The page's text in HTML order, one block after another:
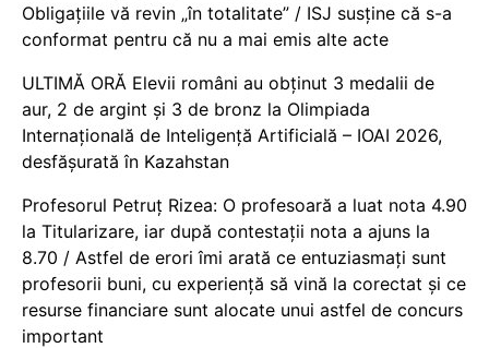
Obligațiile vă revin „în totalitate” / ISJ susține că s-a
conformat pentru că nu a mai emis alte acte
ULTIMĂ ORĂ Elevii români au obținut 3 medalii de
aur, 2 de argint și 3 de bronz la Olimpiada
Internațională de Inteligență Artificială – IOAI 2026,
desfășurată în Kazahstan
Profesorul Petruț Rizea: O profesoară a luat nota 4.90
la Titularizare, iar după contestații nota a ajuns la
8.70 / Astfel de erori îmi arată ce entuziasmați sunt
profesorii buni, cu experiență să vină la corectat și ce
resurse financiare sunt alocate unui astfel de concurs
important